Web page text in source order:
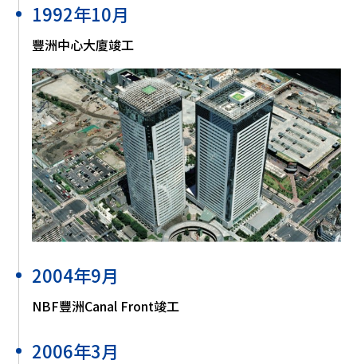
1992年10月
豐洲中心大廈竣工
2004年9月
NBF豐洲Canal Front竣工
2006年3月